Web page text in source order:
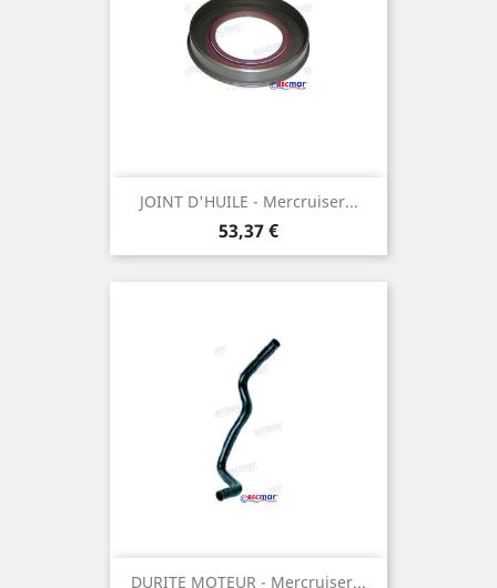
JOINT D'HUILE - Mercruiser...
Prix
53,37 €
DURITE MOTEUR - Mercruiser...